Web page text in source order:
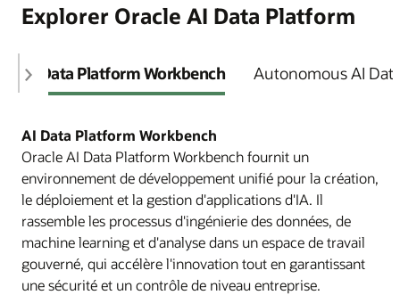
Explorer Oracle AI Data Platform
AI Data Platform Workbench Autonomous AI
AI Data Platform Workbench
Oracle AI Data Platform Workbench fournit un
environnement de développement unifié pour la création,
le déploiement et la gestion d'applications d'IA. Il
rassemble les processus d'ingénierie des données, de
machine learning et d'analyse dans un espace de travail
gouverné, qui accélère l'innovation tout en garantissant
une sécurité et un contrôle de niveau entreprise.